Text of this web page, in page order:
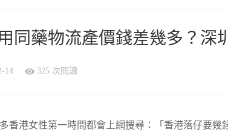
同藥物流產價錢差幾多？深
14 325 次閱讀
香港女性第一時間都會上網搜尋：「香港落仔要幾